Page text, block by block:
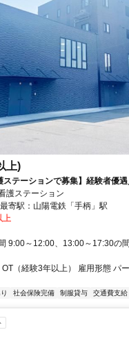
上)
ステーションで募集】経験者優
女OK☆
護ステーション
寄駅：山陽電鉄「手柄」駅
上
9:00～12:00、13:00～17:30の
（経験3年以上） 雇用形態 パ
社会保険完備 制服貸与 交通費支給